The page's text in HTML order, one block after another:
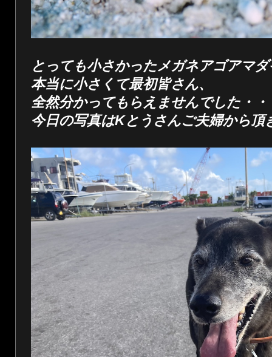
とっても小さかったメガネアゴアマダ
本当に小さくて最初皆さん、
全然分かってもらえませんでした・
今日の写真はKとうさんご夫婦から頂